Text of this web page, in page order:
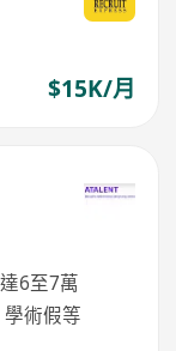
$15K/月
6至7萬
術假等